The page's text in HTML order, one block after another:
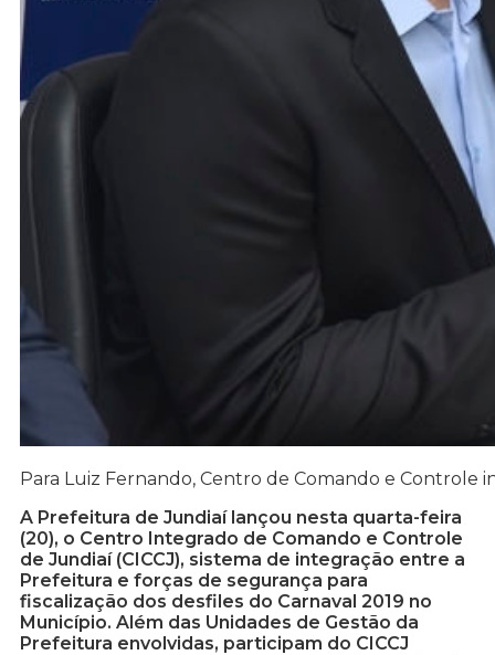
Para Luiz Fernando, Centro de Comando e Controle
A Prefeitura de Jundiaí lançou nesta quarta-feira
(20), o Centro Integrado de Comando e Controle
de Jundiaí (CICCJ), sistema de integração entre a
Prefeitura e forças de segurança para
fiscalização dos desfiles do Carnaval 2019 no
Município. Além das Unidades de Gestão da
Prefeitura envolvidas, participam do CICCJ